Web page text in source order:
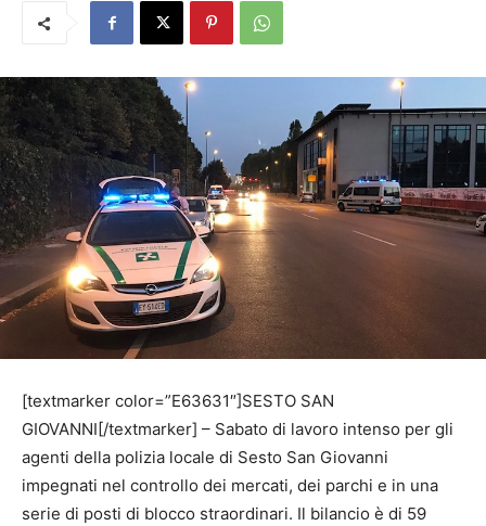
[textmarker color=”E63631″]SESTO SAN
GIOVANNI[/textmarker] – Sabato di lavoro intenso per gli
agenti della polizia locale di Sesto San Giovanni
impegnati nel controllo dei mercati, dei parchi e in una
serie di posti di blocco straordinari. Il bilancio è di 59